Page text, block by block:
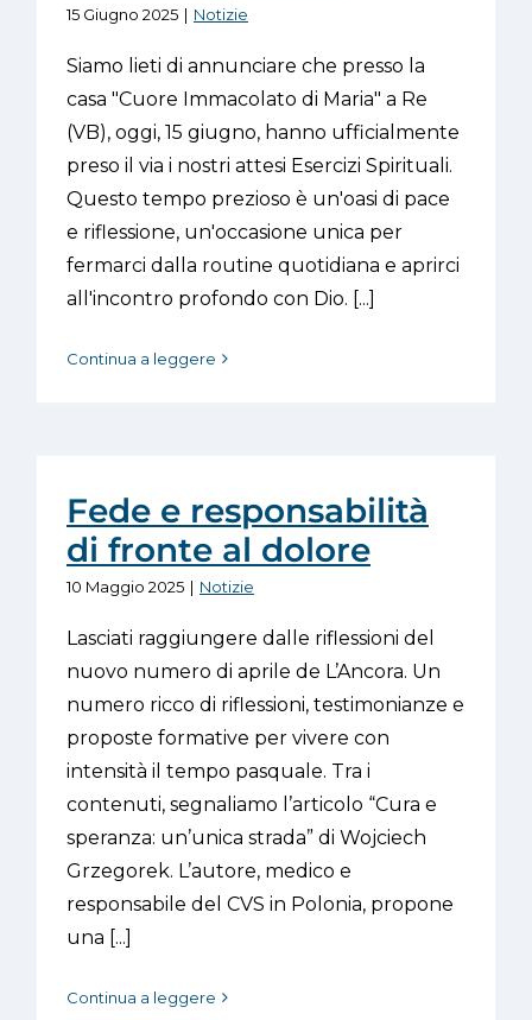
15 Giugno 2025 | Notizie
Siamo lieti di annunciare che presso la
casa "Cuore Immacolato di Maria" a Re
(VB), oggi, 15 giugno, hanno ufficialmente
preso il via i nostri attesi Esercizi Spirituali.
Questo tempo prezioso è un'oasi di pace
e riflessione, un'occasione unica per
fermarci dalla routine quotidiana e aprirci
all'incontro profondo con Dio. [...]
Continua a leggere
Fede e responsabilità
di fronte al dolore
10 Maggio 2025 | Notizie
Lasciati raggiungere dalle riflessioni del
nuovo numero di aprile de L’Ancora. Un
numero ricco di riflessioni, testimonianze e
proposte formative per vivere con
intensità il tempo pasquale. Tra i
contenuti, segnaliamo l’articolo “Cura e
speranza: un’unica strada” di Wojciech
Grzegorek. L’autore, medico e
responsabile del CVS in Polonia, propone
una [...]
Continua a leggere